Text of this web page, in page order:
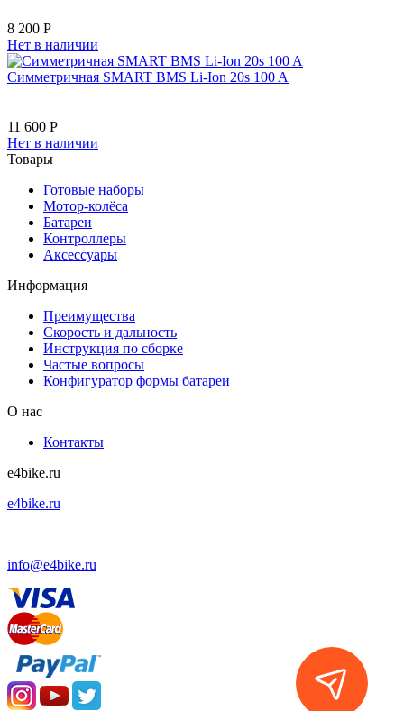
8 200 Р
Нет в наличии
Симметричная SMART BMS Li-Ion 20s 100 A
11 600 Р
Нет в наличии
Товары
Готовые наборы
Мотор-колёса
Батареи
Контроллеры
Аксессуары
Информация
Преимущества
Скорость и дальность
Инструкция по сборке
Частые вопросы
Конфигуратор формы батареи
О нас
Контакты
e4bike.ru
e4bike.ru
info@e4bike.ru